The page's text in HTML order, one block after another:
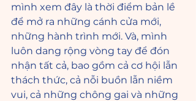
mình xem đây là thời điểm bản lề
để mở ra những cánh cửa mới,
những hành trình mới. Và, mình
luôn dang rộng vòng tay để đón
nhận tất cả, bao gồm cả cơ hội lẫn
thách thức, cả nỗi buồn lẫn niềm
vui, cả những chông gai và những